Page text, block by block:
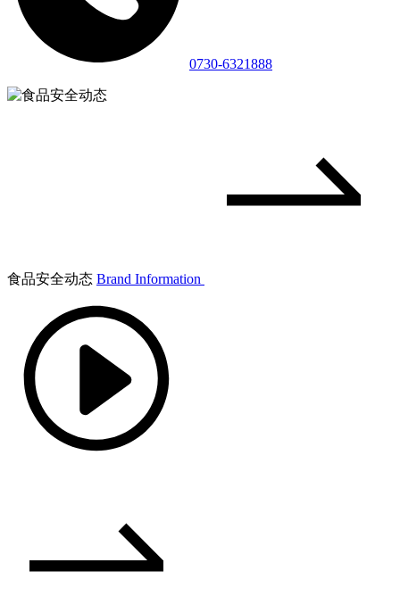
0730-6321888
食品安全动态 Brand Information